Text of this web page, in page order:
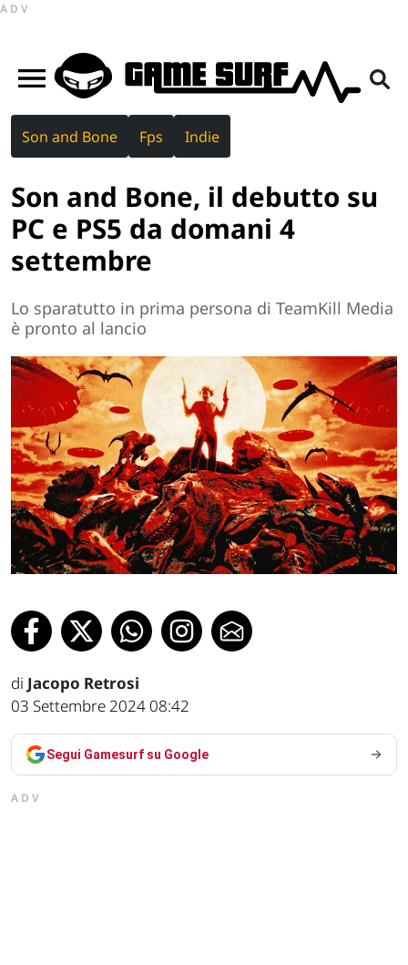
ADV
Son and Bone Fps Indie
Son and Bone, il debutto su
PC e PS5 da domani 4
settembre
Lo sparatutto in prima persona di TeamKill Media
è pronto al lancio
di Jacopo Retrosi
03 Settembre 2024 08:42
Segui Gamesurf su Google
ADV